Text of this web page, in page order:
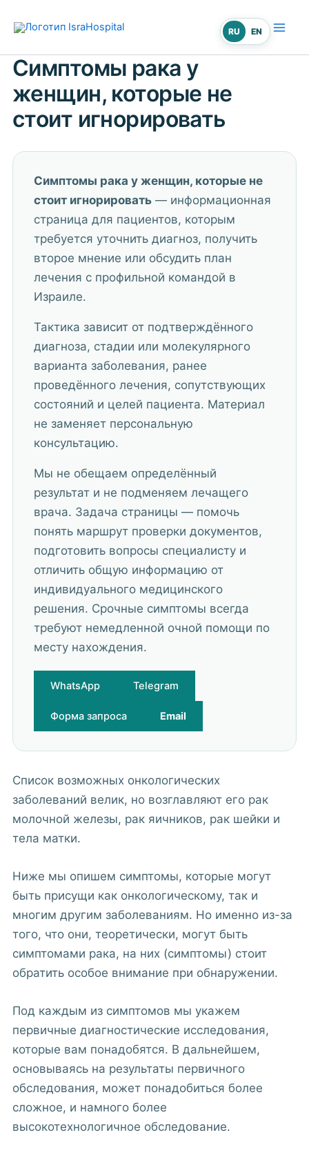
Симптомы рака у
женщин, которые не
стоит игнорировать
Симптомы рака у женщин, которые не
стоит игнорировать — информационная
страница для пациентов, которым
требуется уточнить диагноз, получить
второе мнение или обсудить план
лечения с профильной командой в
Израиле.
Тактика зависит от подтверждённого
диагноза, стадии или молекулярного
варианта заболевания, ранее
проведённого лечения, сопутствующих
состояний и целей пациента. Материал
не заменяет персональную
консультацию.
Мы не обещаем определённый
результат и не подменяем лечащего
врача. Задача страницы — помочь
понять маршрут проверки документов,
подготовить вопросы специалисту и
отличить общую информацию от
индивидуального медицинского
решения. Срочные симптомы всегда
требуют немедленной очной помощи по
месту нахождения.
WhatsApp Telegram
Форма запроса Email
Список возможных онкологических
заболеваний велик, но возглавляют его рак
молочной железы, рак яичников, рак шейки и
тела матки.
Ниже мы опишем симптомы, которые могут
быть присущи как онкологическому, так и
многим другим заболеваниям. Но именно из-за
того, что они, теоретически, могут быть
симптомами рака, на них (симптомы) стоит
обратить особое внимание при обнаружении.
Под каждым из симптомов мы укажем
первичные диагностические исследования,
которые вам понадобятся. В дальнейшем,
основываясь на результаты первичного
обследования, может понадобиться более
сложное, и намного более
высокотехнологичное обследование.
RU EN